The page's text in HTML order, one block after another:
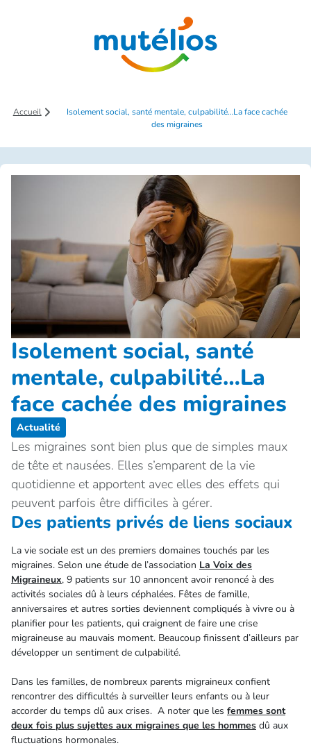
Accueil
Isolement social, santé mentale, culpabilité…La face cachée
des migraines
Isolement social, santé
mentale, culpabilité…La
face cachée des migraines
Actualité
Les migraines sont bien plus que de simples maux
de tête et nausées. Elles s’emparent de la vie
quotidienne et apportent avec elles des effets qui
peuvent parfois être difficiles à gérer.
Des patients privés de liens sociaux
La vie sociale est un des premiers domaines touchés par les
migraines. Selon une étude de l’association La Voix des
Migraineux, 9 patients sur 10 annoncent avoir renoncé à des
activités sociales dû à leurs céphalées. Fêtes de famille,
anniversaires et autres sorties deviennent compliqués à vivre ou à
planifier pour les patients, qui craignent de faire une crise
migraineuse au mauvais moment. Beaucoup finissent d’ailleurs par
développer un sentiment de culpabilité.
Dans les familles, de nombreux parents migraineux confient
rencontrer des difficultés à surveiller leurs enfants ou à leur
accorder du temps dû aux crises. A noter que les femmes sont
deux fois plus sujettes aux migraines que les hommes dû aux
fluctuations hormonales.